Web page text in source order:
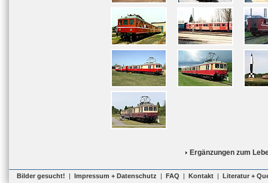
Ergänzungen zum
Bilder gesucht! | Impressum + Datenschutz | FAQ | Kontakt | Literatur +